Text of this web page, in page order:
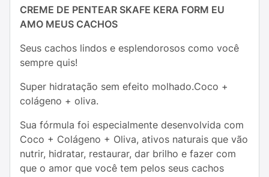
CREME DE PENTEAR SKAFE KERA FORM EU
AMO MEUS CACHOS
Seus cachos lindos e esplendorosos como você
sempre quis!
Super hidratação sem efeito molhado.Coco +
colágeno + oliva.
Sua fórmula foi especialmente desenvolvida com
Coco + Colágeno + Oliva, ativos naturais que vão
nutrir, hidratar, restaurar, dar brilho e fazer com
que o amor que você tem pelos seus cachos